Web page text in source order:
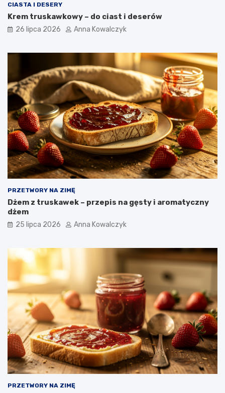
CIASTA I DESERY
Krem truskawkowy – do ciast i deserów
26 lipca 2026 Anna Kowalczyk
PRZETWORY NA ZIMĘ
Dżem z truskawek – przepis na gęsty i aromatyczny
dżem
25 lipca 2026 Anna Kowalczyk
PRZETWORY NA ZIMĘ